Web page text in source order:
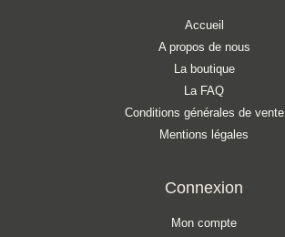
Accueil
A propos de nous
La boutique
La FAQ
Conditions générales de vente
Mentions légales
Connexion
Mon compte